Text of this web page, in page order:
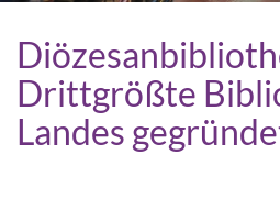
Drittgrößte
Landes